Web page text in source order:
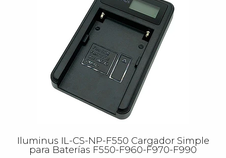
Iluminus IL-CS-NP-F550 Cargador Simple
para Baterías F550-F960-F970-F990